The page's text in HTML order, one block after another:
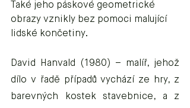
Také jeho páskové geometrické
obrazy vznikly bez pomoci malující
lidské končetiny.
David Hanvald (1980) – malíř, jehož
dílo v řadě případů vychází ze hry, z
barevných kostek stavebnice, a z